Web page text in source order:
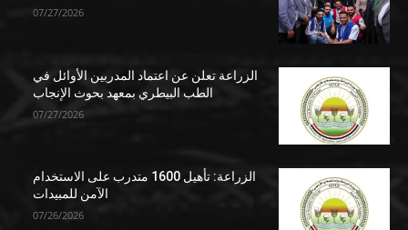
07/27/2026
الزراعة تعلن عن اعتماد المدربين الأوائل في
الطب البيطري بمعهد بحوث الإنجاب
07/27/2026
الزراعة: تأهيل 1600 متدرب على الاستخدام
الآمن للمبيدات
07/26/2026